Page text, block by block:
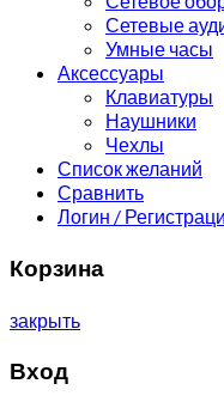
Сетевые
Умные часы
Аксессуары
Клавиатуры
Наушники
Чехлы
Список желаний
Сравнить
Логин /
Корзина
закрыть
Вход